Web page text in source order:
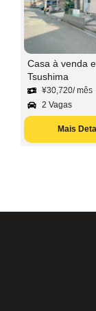
Casa à venda
Tsushima
¥30,720/ mês
2 Vagas
Mais